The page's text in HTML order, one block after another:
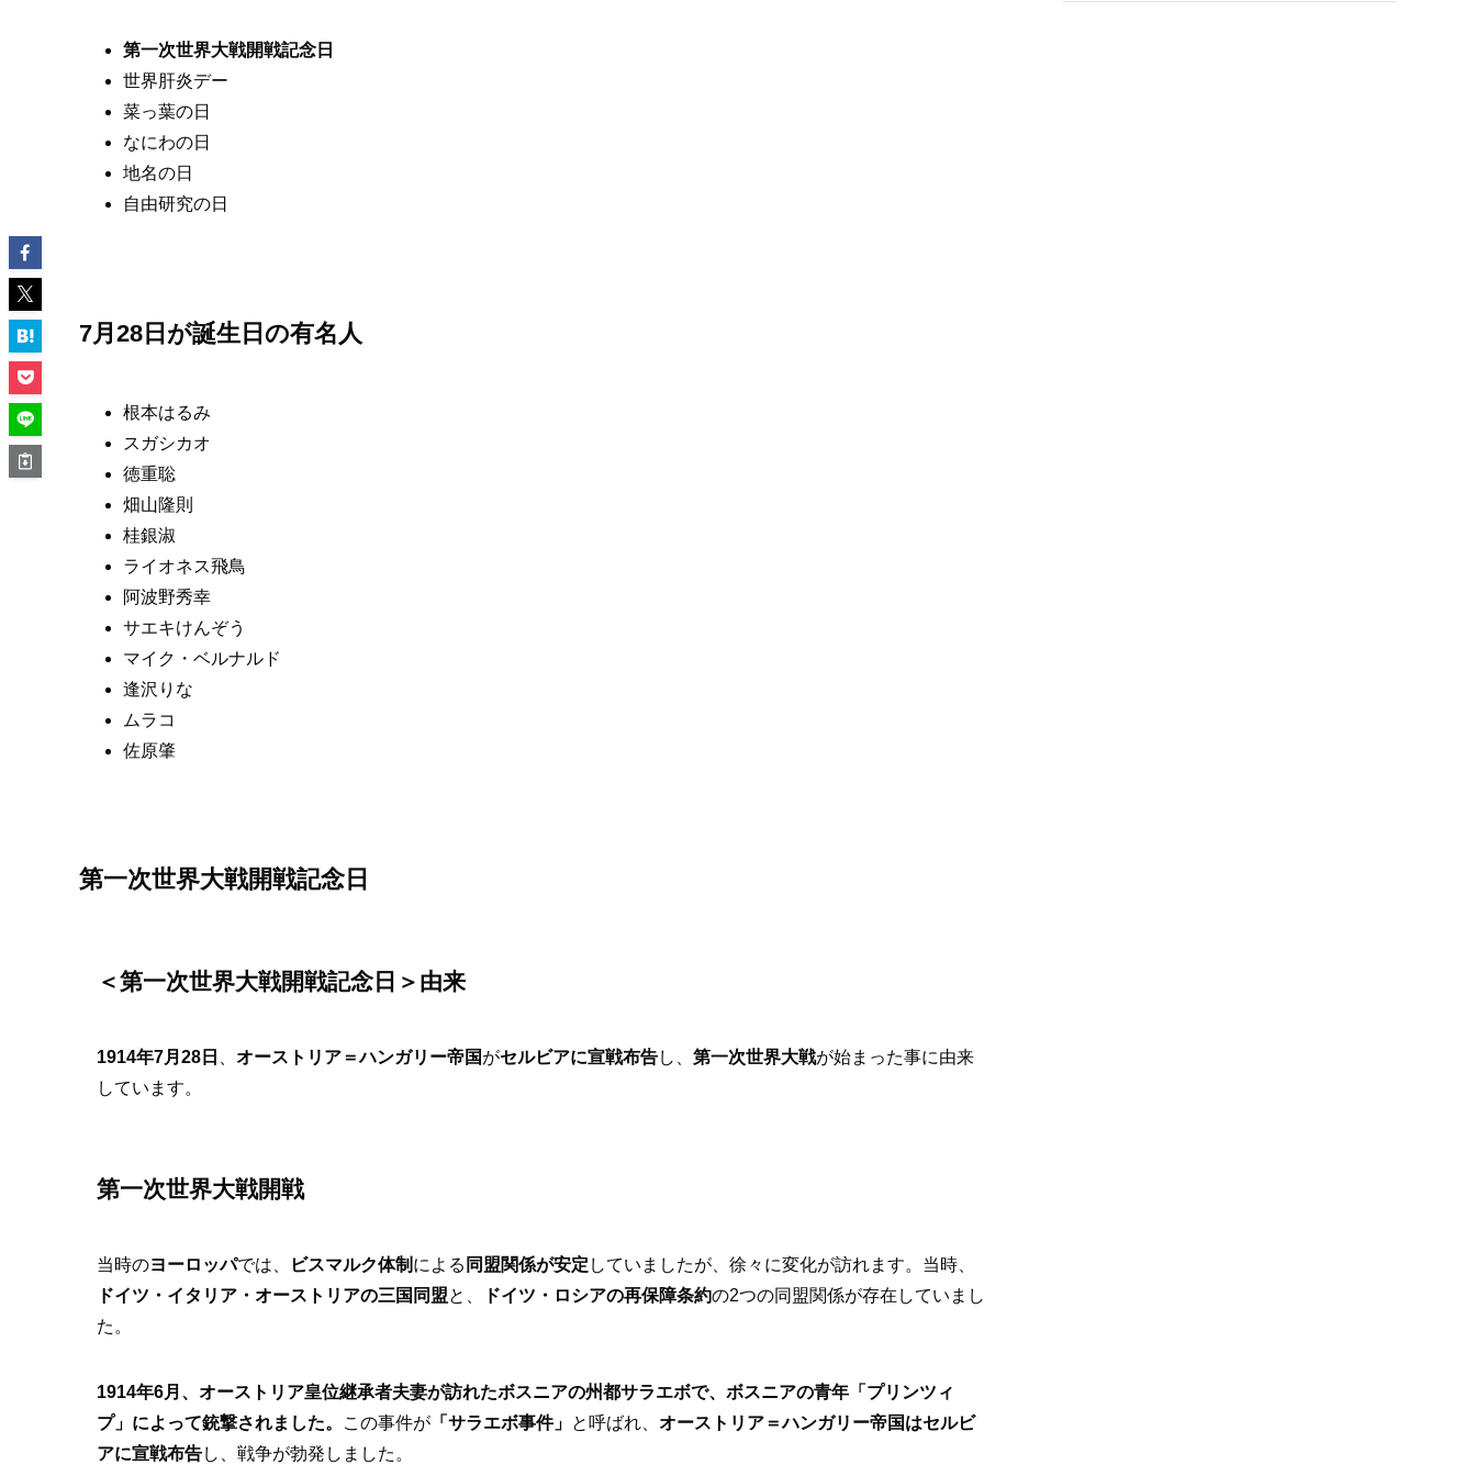
第一次世界大戦開戦記念日
世界肝炎デー
菜っ葉の日
なにわの日
地名の日
自由研究の日
7月28日が誕生日の有名人
根本はるみ
スガシカオ
徳重聡
畑山隆則
桂銀淑
ライオネス飛鳥
阿波野秀幸
サエキけんぞう
マイク・ベルナルド
逢沢りな
ムラコ
佐原肇
第一次世界大戦開戦記念日
＜第一次世界大戦開戦記念日＞由来
1914年7月28日 オーストリア＝ハンガリー帝国がセルビアに宣戦布告し、 第一次世界大戦が始まった事に由来
しています。
第一次世界大戦開戦
当時のヨーロッパでは、 ビスマルク体制 による 同盟関係が安定 していましたが、徐々に変化が訪れます。当時、
ドイツ・イタリア・オーストリアの三国同盟と、 ドイツ・ロシアの再保障条約の2つの同盟関係が存在していまし
た。
1914年6月、オーストリア皇位継承者夫妻が訪れたボスニアの州都サラエボで、ボスニアの青年「プリンツィ
プ」によって銃撃されました。
この事件が 「サラエボ事件」 と呼ばれ、 オーストリア＝ハンガリー帝国はセルビ
アに宣戦布告し、戦争が勃発しました。